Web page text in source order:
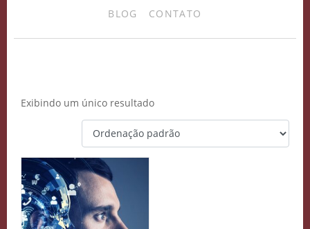
BLOG CONTATO
Exibindo um único resultado